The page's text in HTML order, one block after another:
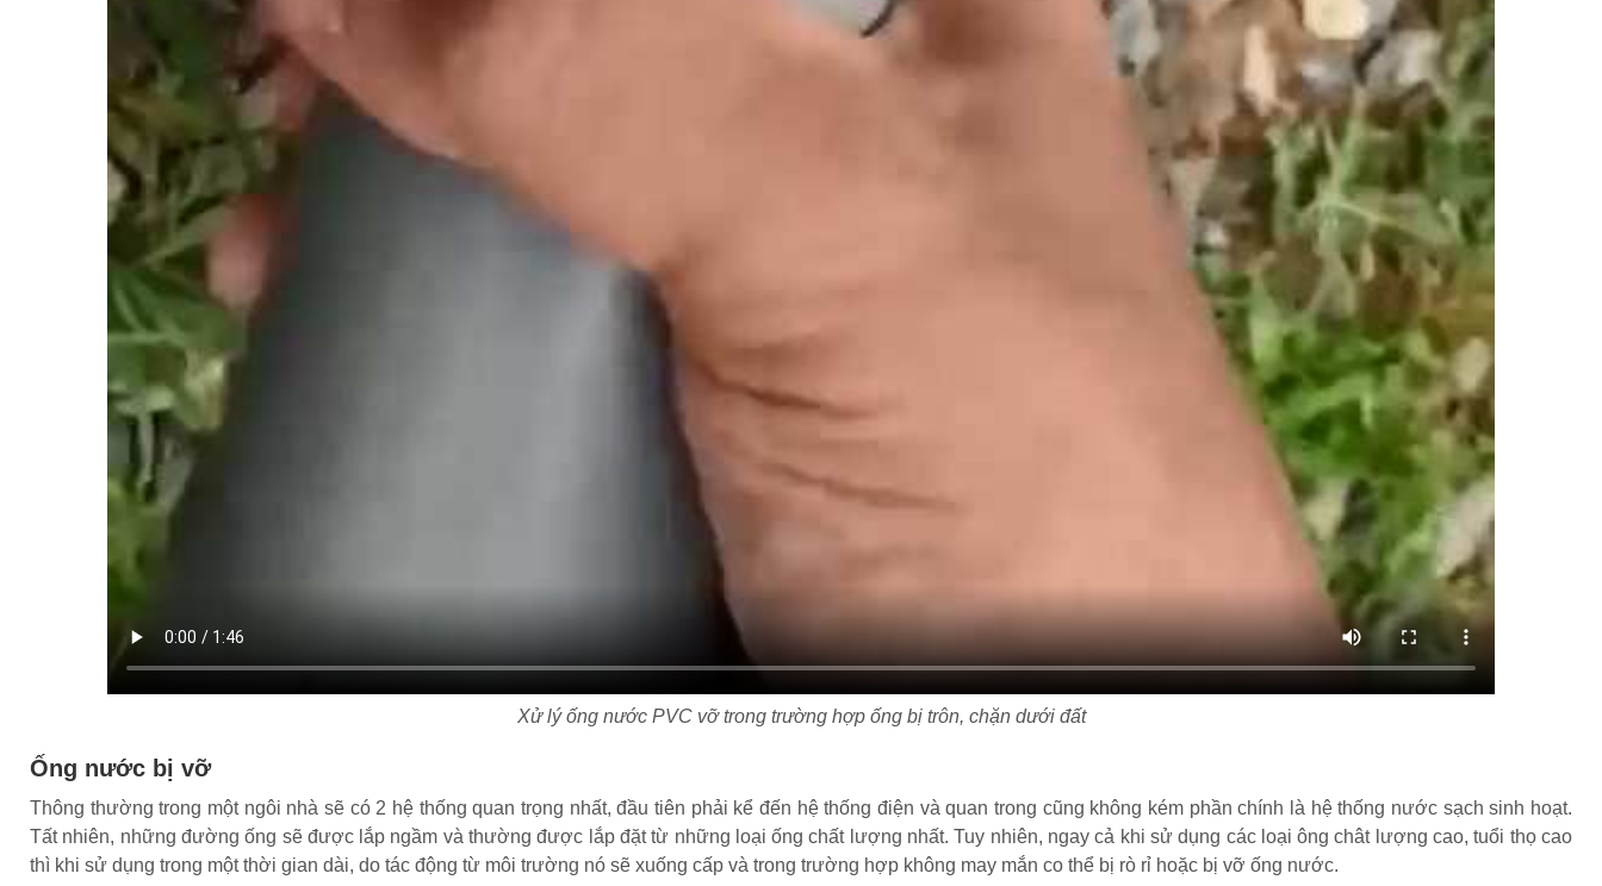
Xử lý ống nước PVC vỡ trong trường hợp ống bị trôn, chặn dưới đất
Ống nước bị vỡ
Thông thường trong một ngôi nhà sẽ có 2 hệ thống quan trọng nhất, đầu tiên phải kể đến hệ thống điện và quan trong cũng không kém phần chính là hệ thống nước sạch sinh hoạt.
Tất nhiên, những đường ống sẽ được lắp ngầm và thường được lắp đặt từ những loại ống chất lượng nhất. Tuy nhiên, ngay cả khi sử dụng các loại ông chât lượng cao, tuổi thọ cao
thì khi sử dụng trong một thời gian dài, do tác động từ môi trường nó sẽ xuống cấp và trong trường hợp không may mắn co thể bị rò rỉ hoặc bị vỡ ống nước.